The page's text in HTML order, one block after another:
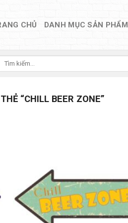
CHỦ DANH MỤC SẢN PHẨM
Tìm
“CHILL BEER ZONE”